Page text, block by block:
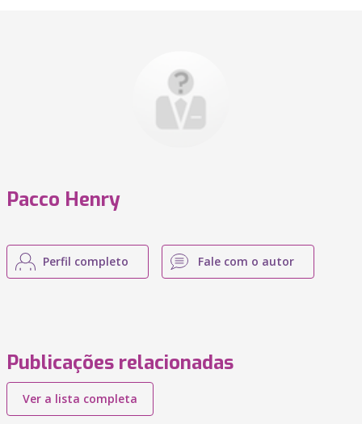
Pacco Henry
Perfil completo Fale com o autor
Publicações relacionadas
Ver a lista completa